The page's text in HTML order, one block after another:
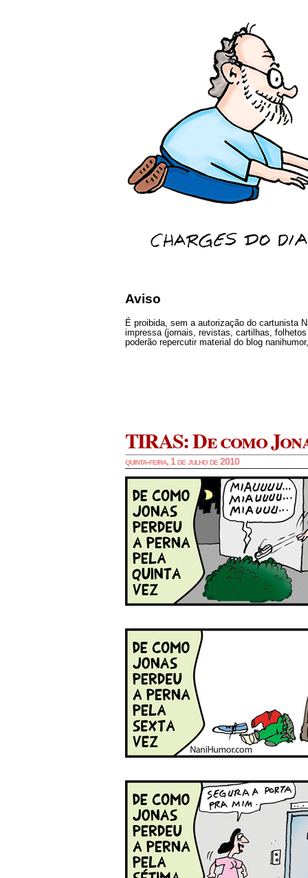
Aviso
É proibida, sem a autorização do cartunista
impressa (jornais, revistas, cartilhas,
poderão repercutir material do blog
TIRAS: De como
quinta-feira, 1 de julho de 2010